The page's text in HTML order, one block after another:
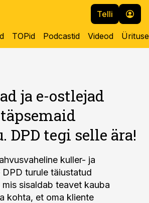
Telli
TOPid Podcastid Videod
ja e-ostlejad
DPD tegi selle ära!
kuller- ja
turule täiustatud
sisaldab teavet kauba
kohta, et oma kliente